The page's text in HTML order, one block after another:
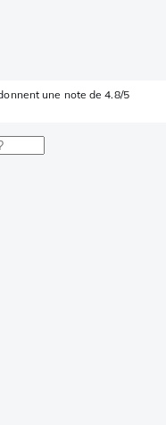
une note de 4.8/5